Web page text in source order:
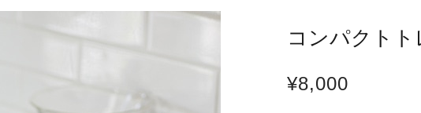
コンパクトト
¥8,000